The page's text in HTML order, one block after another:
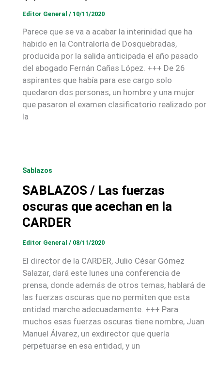
Editor General / 10/11/2020
Parece que se va a acabar la interinidad que ha
habido en la Contraloría de Dosquebradas,
producida por la salida anticipada el año pasado
del abogado Fernán Cañas López. +++ De 26
aspirantes que había para ese cargo solo
quedaron dos personas, un hombre y una mujer
que pasaron el examen clasificatorio realizado por
la
Sablazos
SABLAZOS / Las fuerzas
oscuras que acechan en la
CARDER
Editor General / 08/11/2020
El director de la CARDER, Julio César Gómez
Salazar, dará este lunes una conferencia de
prensa, donde además de otros temas, hablará de
las fuerzas oscuras que no permiten que esta
entidad marche adecuadamente. +++ Para
muchos esas fuerzas oscuras tiene nombre, Juan
Manuel Álvarez, un exdirector que quería
perpetuarse en esa entidad, y un